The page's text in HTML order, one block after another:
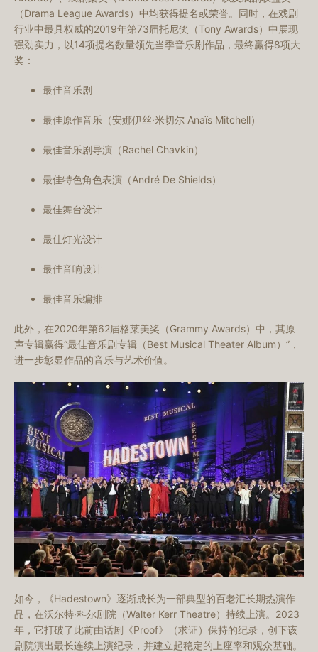
（Drama League Awards）中均获得提名或荣誉。同时，在戏剧
行业中最具权威的2019年第73届托尼奖（Tony Awards）中展现
强劲实力，以14项提名数量领先当季音乐剧作品，最终赢得8项大
奖：
最佳音乐剧
最佳原作音乐（安娜伊丝·米切尔 Anaïs Mitchell）
最佳音乐剧导演（Rachel Chavkin）
最佳特色角色表演（André De Shields）
最佳舞台设计
最佳灯光设计
最佳音响设计
最佳音乐编排
此外，在2020年第62届格莱美奖 （Grammy Awards）中，其原
声专辑赢得“最佳音乐剧专辑（Best Musical Theater Album）”，
进一步彰显作品的音乐与艺术价值。
如今，《Hadestown》逐渐成长为一部典型的百老汇长期热演作
品，在沃尔特·科尔剧院（Walter Kerr Theatre）持续上演。2023
年，它打破了此前由话剧《Proof》（求证）保持的纪录，创下该
剧院演出最长连续上演纪录，并建立起稳定的上座率和观众基础。